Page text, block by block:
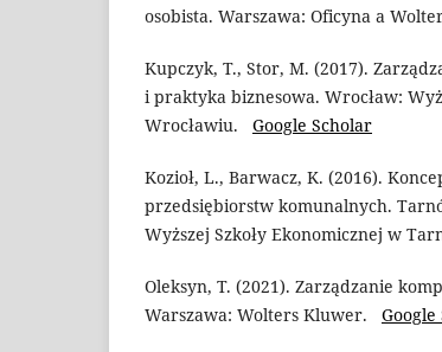
osobista. Warszawa: Oficyna a
Kupczyk, T., Stor, M. (2017).
i praktyka biznesowa. Wrocław:
Wrocławiu. Google Scholar
Kozioł, L., Barwacz, K. (2016).
przedsiębiorstw komunalnych.
Wyższej Szkoły Ekonomicznej w
Oleksyn, T. (2021). Zarządzanie
Warszawa: Wolters Kluwer.